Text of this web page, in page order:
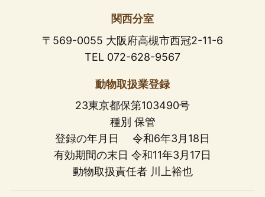
関西分室
〒569-0055 大阪府高槻市西冠2-11-6
TEL 072-628-9567
動物取扱業登録
23東京都保第103490号
種別 保管
登録の年月日 令和6年3月18日
有効期間の末日 令和11年3月17日
動物取扱責任者 川上裕也